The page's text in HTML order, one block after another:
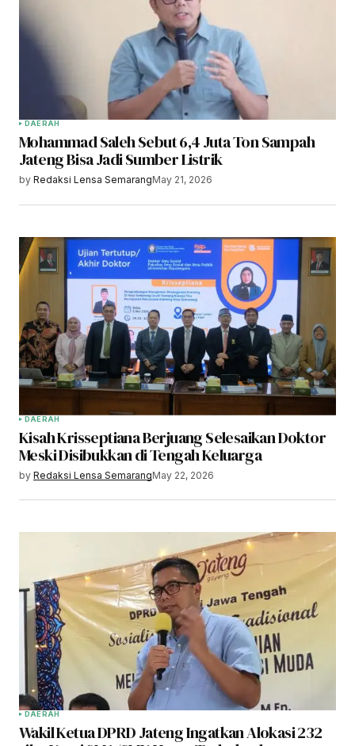
DAERAH
Mohammad Saleh Sebut 6,4 Juta Ton Sampah
Jateng Bisa Jadi Sumber Listrik
by Redaksi Lensa SemarangMay 21, 2026
DAERAH
Kisah Krisseptiana Berjuang Selesaikan Doktor
Meski Disibukkan di Tengah Keluarga
by Redaksi Lensa SemarangMay 22, 2026
DAERAH
Wakil Ketua DPRD Jateng Ingatkan Alokasi 232